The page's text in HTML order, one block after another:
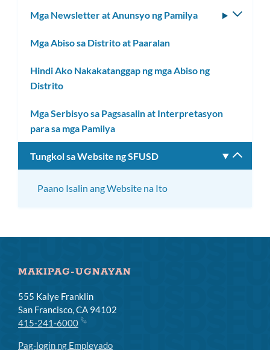
Mga Newsletter at Anunsyo ng Pamilya
Mga Abiso sa Distrito at Paaralan
Hindi Ako Nakakatanggap ng mga Abiso ng
Distrito
Mga Serbisyo sa Pagsasalin at Interpretasyon
para sa mga Pamilya
Tungkol sa Website ng SFUSD
toggle
Paano Isalin ang Website na Ito
MAKIPAG-UGNAYAN
555 Kalye Franklin
San Francisco, CA 94102
415-241-6000
Pag-login ng Empleyado